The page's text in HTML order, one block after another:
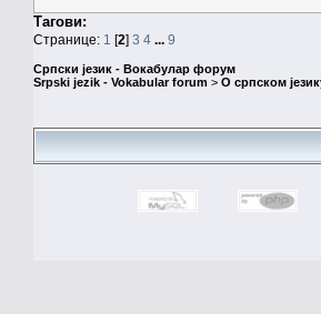
Тагови:
Странице: 1 [2] 3 4 ... 9
Српски језик - Вокабулар форум
Srpski jezik - Vokabular forum > О српском